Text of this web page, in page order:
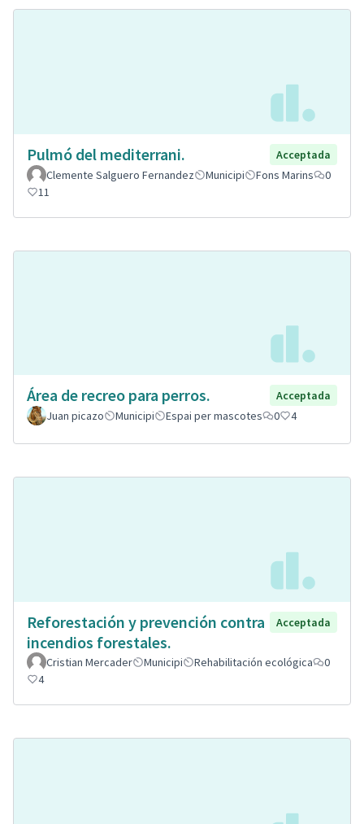
Pulmó del mediterrani.
Acceptada
Clemente Salguero Fernandez
Municipi Fons Marins
0
11
Área de recreo para perros.
Acceptada
Juan picazo
Municipi Espai per mascotes 0 4
Reforestación y prevención contra
incendios forestales.
Acceptada
Cristian Mercader Municipi Rehabilitación ecológica
0
4